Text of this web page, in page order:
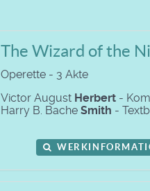
The Wizard of the
Operette - 3 Akte
Victor August Herbert -
Harry B. Bache Smith -